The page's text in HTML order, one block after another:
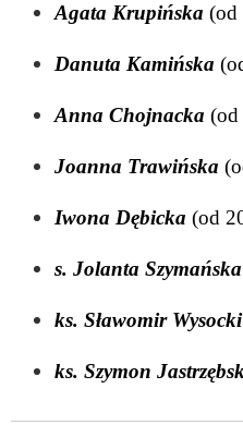
Agata Krupińska (od
Danuta Kamińska
Anna Chojnacka (od
Joanna Trawińska
Iwona Dębicka (od
s. Jolanta Szymańska
ks. Sławomir Wysocki
ks. Szymon